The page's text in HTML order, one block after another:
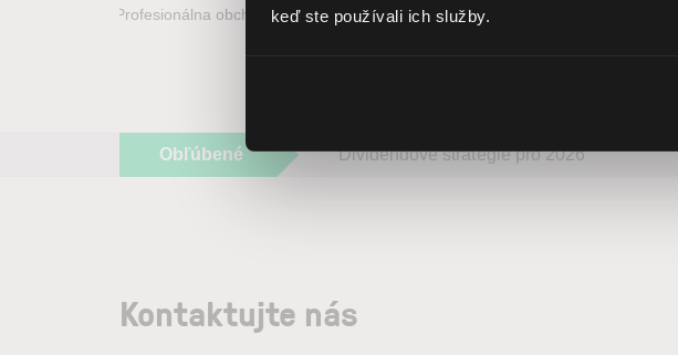
keď ste používali ich služby.
Profesionálna obchodná platforma Prístup na svetové burzy
Obľúbené Dividendové stratégie pro 2026
Kontaktujte nás